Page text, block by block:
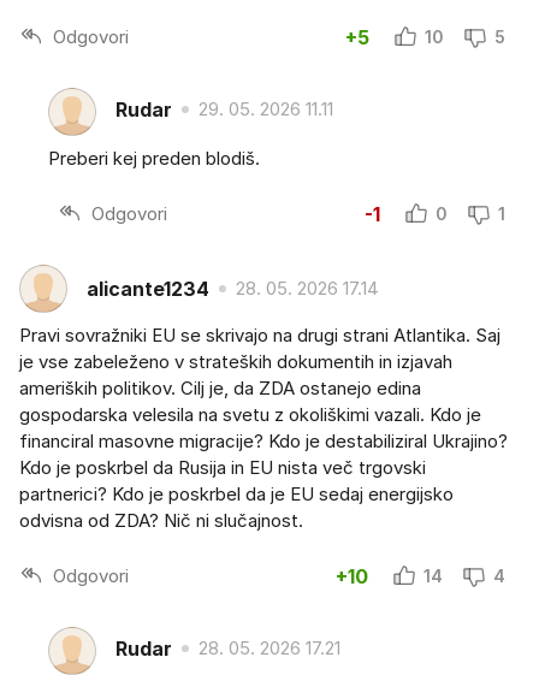
Odgovori +5 10 5
Rudar 29. 05. 2026 11.11
Preberi kej preden blodiš.
Odgovori -1 0 1
alicante1234 28. 05. 2026 17.14
Pravi sovražniki EU se skrivajo na drugi strani Atlantika. Saj
je vse zabeleženo v strateških dokumentih in izjavah
ameriških politikov. Cilj je, da ZDA ostanejo edina
gospodarska velesila na svetu z okoliškimi vazali. Kdo je
financiral masovne migracije? Kdo je destabiliziral Ukrajino?
Kdo je poskrbel da Rusija in EU nista več trgovski
partnerici? Kdo je poskrbel da je EU sedaj energijsko
odvisna od ZDA? Nič ni slučajnost.
Odgovori +10 14 4
Rudar 28. 05. 2026 17.21